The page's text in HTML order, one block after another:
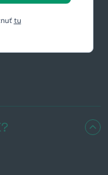
tu